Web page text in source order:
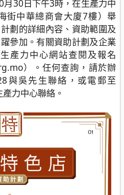
30日下午3時，在生產力中
街中華總商會大廈7樓）舉
劃的詳細內容、資助範圍及
參加。有關資助計劃及企業
產力中心網站查閱及報名
）。任何查詢，請於辦
與吳先生聯絡，或電郵至
力中心聯絡。